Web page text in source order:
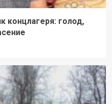
концлагеря: голод,